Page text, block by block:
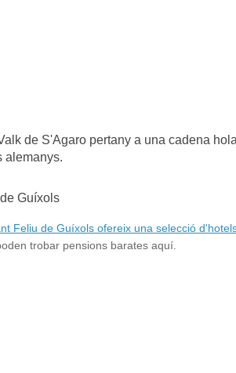
de S'Agaro pertany a una cadena
alemanys.
Guíxols
Feliu de Guíxols ofereix una selecció
trobar pensions barates aquí.